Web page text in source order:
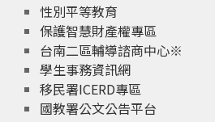
性別平等教育
保護智慧財產權專區
台南二區輔導諮商中心※
學生事務資訊網
移民署ICERD專區
國教署公文公告平台